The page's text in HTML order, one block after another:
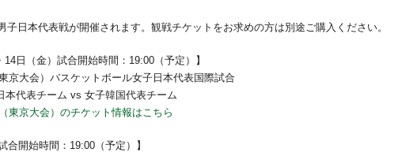
子日本代表戦が開催されます。観戦チケットをお求めの方は別途ご購入ください。
14日（金）試合開始時間：19:00（予定）】
京大会）バスケットボール女子日本代表国際試合
本代表チーム vs 女子韓国代表チーム
東京大会）のチケット情報はこちら
合開始時間：19:00（予定）】